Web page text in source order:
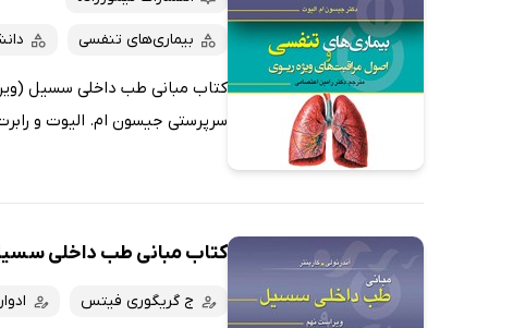
پربحث‌ها
بیماری‌های تنفسی
کتاب مبانی طب داخلی سسیل
سرپرستی جیسون ام. الیوت و
کتاب مبانی طب داخلی
ج گریگوری فیتس